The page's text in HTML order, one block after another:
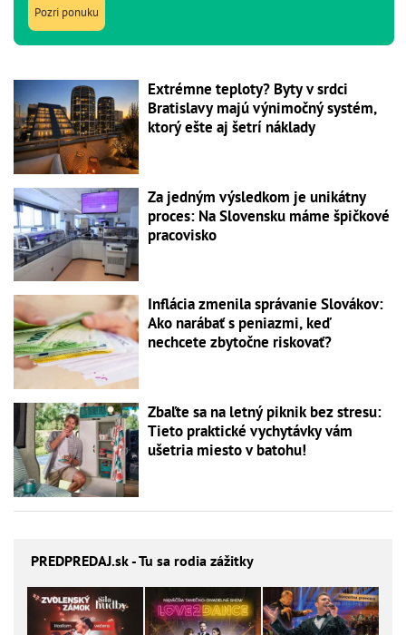
Pozri ponuku
Extrémne teploty? Byty v srdci
Bratislavy majú výnimočný systém,
ktorý ešte aj šetrí náklady
Za jedným výsledkom je unikátny
proces: Na Slovensku máme špičkové
pracovisko
Inflácia zmenila správanie Slovákov:
Ako narábať s peniazmi, keď
nechcete zbytočne riskovať?
Zbaľte sa na letný piknik bez stresu:
Tieto praktické vychytávky vám
ušetria miesto v batohu!
PREDPREDAJ.sk - Tu sa rodia zážitky